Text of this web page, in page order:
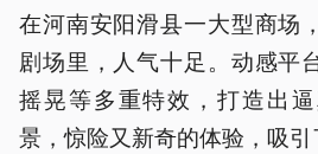
在河南安阳滑县一大型商场
剧场里，人气十足。动感平
摇晃等多重特效，打造出
景，惊险又新奇的体验，吸引